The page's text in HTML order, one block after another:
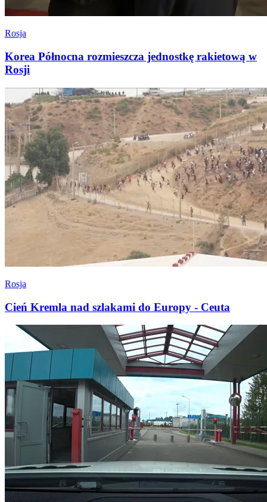
Rosja
Korea Północna rozmieszcza jednostkę rakietową w
Rosji
Rosja
Cień Kremla nad szlakami do Europy - Ceuta